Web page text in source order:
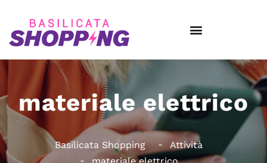
materiale elettrico
Basilicata Shopping
Attività